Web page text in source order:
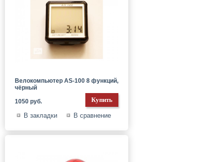
Велокомпьютер AS-100 8 функций,
чёрный
1050 руб.
В закладки В сравнение